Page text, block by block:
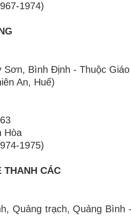
1974)
Sơn, Bình Định - Thuộc
An, Huế)
Hòa
1975)
CÁC
Quảng trạch, Quảng